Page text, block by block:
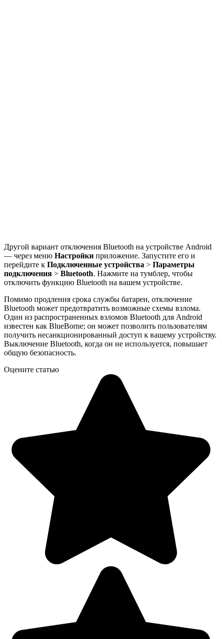
Другой вариант отключения Bluetooth на устройстве Android
— через меню Настройки приложение. Запустите его и
перейдите к Подключенные устройства > Параметры
подключения > Bluetooth. Нажмите на тумблер, чтобы
отключить функцию Bluetooth на вашем устройстве.
Помимо продления срока службы батареи, отключение
Bluetooth может предотвратить возможные схемы взлома.
Один из распространенных взломов Bluetooth для Android
известен как BlueBorne; он может позволить пользователям
получить несанкционированный доступ к вашему устройству.
Выключение Bluetooth, когда он не используется, повышает
общую безопасность.
Оцените статью